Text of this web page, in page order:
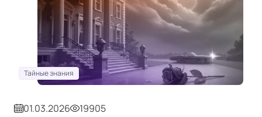
Тайные знания
01.03.2026 19905